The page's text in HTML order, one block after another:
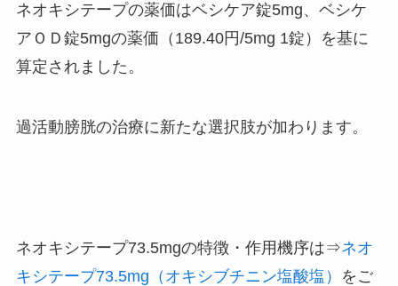
ネオキシテープの薬価はベシケア錠5mg、ベシケ
アＯＤ錠5mgの薬価（189.40円/5mg 1錠）を基に
算定されました。
過活動膀胱の治療に新たな選択肢が加わります。
ネオキシテープ73.5mgの特徴・作用機序は⇒ネオ
キシテープ73.5mg（オキシブチニン塩酸塩）
をご